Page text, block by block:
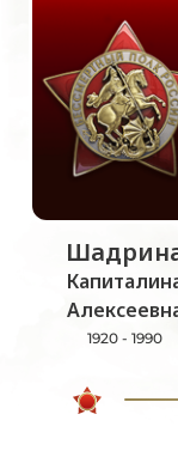
1920 - 1990